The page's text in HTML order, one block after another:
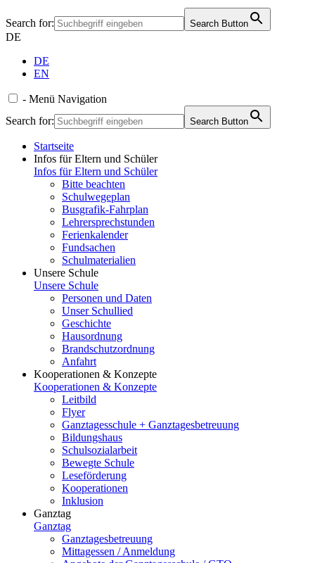
Search for: Search Button
DE
DE
EN
- Menü Navigation
Search for:
Search Button
Startseite
Infos für Eltern und Schüler
Infos für Eltern und Schüler
Bitte beachten
Schulwegeplan
Busgrafik-Fahrplan
Lehrersprechstunden
Ferienkalender
Fundsachen
Schulmaterialien
Unsere Schule
Unsere Schule
Personen und Daten
Unser Schullied
Geschichte
Hausordnung
Brandschutzordnung
Anfahrt
Kooperationen & Konzepte
Kooperationen & Konzepte
Leitbild
Flyer
Ganztagesschule + Ganztagesbetreuung
Bildungshaus
Schulsozialarbeit
Bewegte Schule
Leseförderung
Kooperationen
Inklusion
Ganztag
Ganztag
Ganztagesbetreuung
Mittagessen / Anmeldung